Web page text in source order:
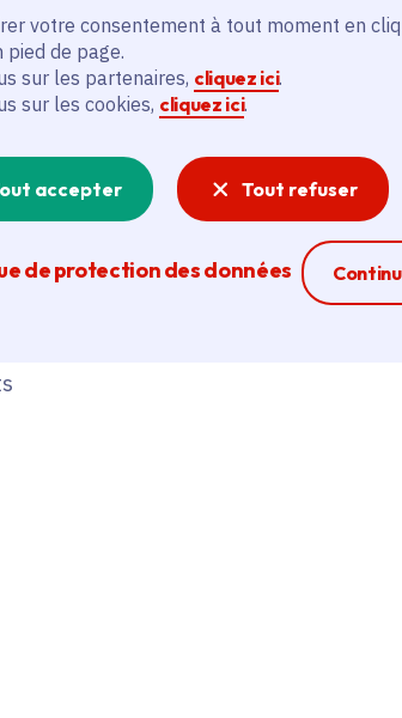
votre consentement à tout moment en
pied de page.
sur les partenaires, cliquez ici.
sur les cookies, cliquez ici.
accepter Tout refuser
de protection des données
France ? Vous pouvez saisir son
Médiateur. Comment faire ?
intervient-il ?...Toutes les réponses